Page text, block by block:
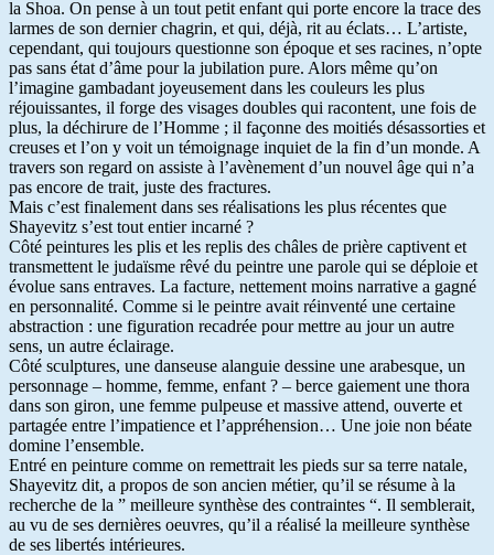
la Shoa. On pense à un tout petit enfant qui porte encore la trace des
larmes de son dernier chagrin, et qui, déjà, rit au éclats… L’artiste,
cependant, qui toujours questionne son époque et ses racines, n’opte
pas sans état d’âme pour la jubilation pure. Alors même qu’on
l’imagine gambadant joyeusement dans les couleurs les plus
réjouissantes, il forge des visages doubles qui racontent, une fois de
plus, la déchirure de l’Homme ; il façonne des moitiés désassorties et
creuses et l’on y voit un témoignage inquiet de la fin d’un monde. A
travers son regard on assiste à l’avènement d’un nouvel âge qui n’a
pas encore de trait, juste des fractures.
Mais c’est finalement dans ses réalisations les plus récentes que
Shayevitz s’est tout entier incarné ?
Côté peintures les plis et les replis des châles de prière captivent et
transmettent le judaïsme rêvé du peintre une parole qui se déploie et
évolue sans entraves. La facture, nettement moins narrative a gagné
en personnalité. Comme si le peintre avait réinventé une certaine
abstraction : une figuration recadrée pour mettre au jour un autre
sens, un autre éclairage.
Côté sculptures, une danseuse alanguie dessine une arabesque, un
personnage – homme, femme, enfant ? – berce gaiement une thora
dans son giron, une femme pulpeuse et massive attend, ouverte et
partagée entre l’impatience et l’appréhension… Une joie non béate
domine l’ensemble.
Entré en peinture comme on remettrait les pieds sur sa terre natale,
Shayevitz dit, a propos de son ancien métier, qu’il se résume à la
recherche de la ” meilleure synthèse des contraintes “. Il semblerait,
au vu de ses dernières oeuvres, qu’il a réalisé la meilleure synthèse
de ses libertés intérieures.